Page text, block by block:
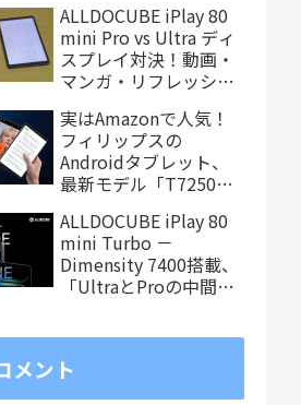
LEDライト
ALLDOCUBE iPlay 80
mini Pro vs Ultra ディ
スプレイ対決！動画・
マンガ・リフレッシュ
実はAmazonで人気！
フィリップスの
Androidタブレット、
最新モデル「T7250」
ALLDOCUBE iPlay 80
mini Turbo －
Dimensity 7400搭載、
「UltraとProの中間ス
メント